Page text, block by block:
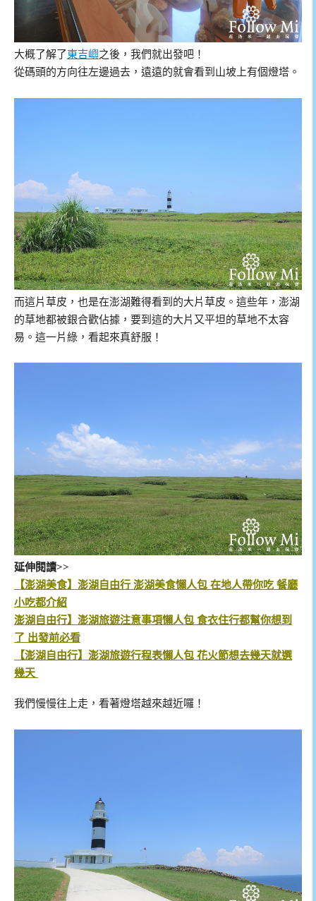
大概了解了東吉嶼之後，我們就出發吧！
從碼頭的方向往左邊過去，遠遠的就會看到山坡上有個燈塔。
而這片草皮，也是在澎湖難得看到的大片草皮。這些年，澎湖
的草地都被銀合歡佔據，要到這的大片又平坦的草地不太容
易。這一片綠，看起來真舒服！
延伸閱讀>>
【澎湖美食】澎湖自由行 澎湖美食懶人包 在地人帶你吃 餐廳
小吃都介紹
澎湖自由行】澎湖旅遊注意事項懶人包 食衣住行都幫你想到
了 出發前必看
【澎湖自由行】澎湖旅遊行程表懶人包 花火節想去幾天就選
幾天
我們慢慢往上走，看著燈塔越來越近囉！